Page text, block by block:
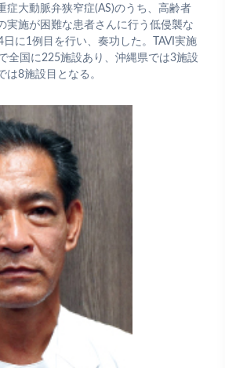
症大動脈弁狭窄症(AS)のうち、高齢者
実施が困難な患者さんに行う低侵襲な
に1例目を行い、奏功した。TAVI実施
全国に225施設あり、沖縄県では3施設
は8施設目となる。